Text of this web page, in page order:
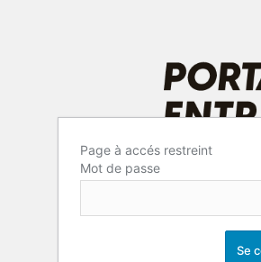
Page à accés restreint
Mot de passe